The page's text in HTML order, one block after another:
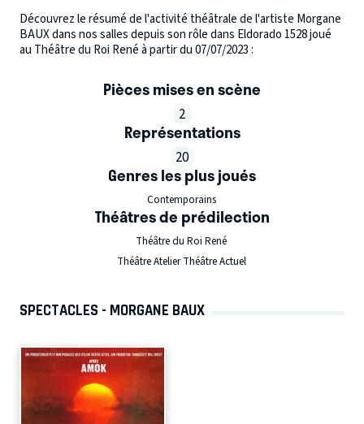
Découvrez le résumé de l'activité théâtrale de l'artiste Morgane
BAUX dans nos salles depuis son rôle dans Eldorado 1528 joué
au Théâtre du Roi René à partir du 07/07/2023 :
Pièces mises en scène
2
Représentations
20
Genres les plus joués
Contemporains
Théâtres de prédilection
Théâtre du Roi René
Théâtre Atelier Théâtre Actuel
SPECTACLES - MORGANE BAUX